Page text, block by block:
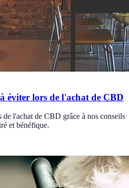
éviter lors de l'achat de CBD
l'achat de CBD grâce à nos conseils
et bénéfique.